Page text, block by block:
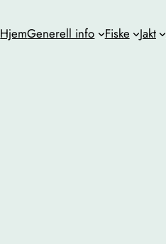
HjemGenerell info Fiske Jakt